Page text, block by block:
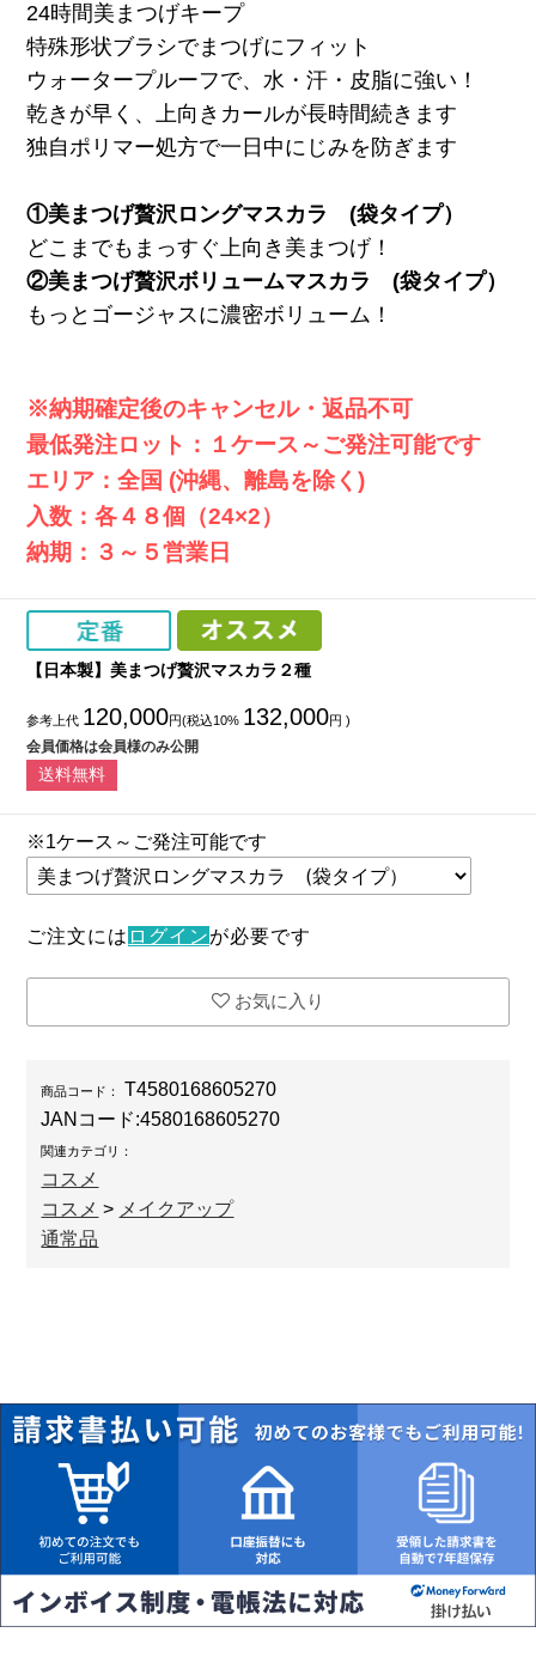
24時間美まつげキープ
特殊形状ブラシでまつげにフィット
ウォータープルーフで、水・汗・皮脂に強い！
乾きが早く、上向きカールが長時間続きます
独自ポリマー処方で一日中にじみを防ぎます
①美まつげ贅沢ロングマスカラ (袋タイプ）
どこまでもまっすぐ上向き美まつげ！
②美まつげ贅沢ボリュームマスカラ (袋タイプ）
もっとゴージャスに濃密ボリューム！
※納期確定後のキャンセル・返品不可
最低発注ロット：１ケース～ご発注可能です
エリア：全国 (沖縄、離島を除く)
入数：各４８個（24×2）
納期：３～５営業日
【日本製】美まつげ贅沢マスカラ２種
参考上代 120,000円(税込10% 132,000円 )
会員価格は会員様のみ公開
送料無料
※1ケース～ご発注可能です
ご注文には ログインが必要です
お気に入り
商品コード：
T4580168605270
JANコード:4580168605270
関連カテゴリ：
コスメ
コスメ > メイクアップ
通常品